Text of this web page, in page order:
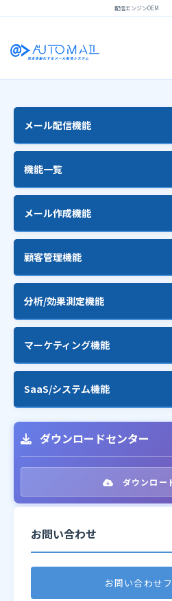
配信エンジンOEM
メール配信機能
予約配信
マルチパート配信
暗号化メール対応（STARTTLS
添付ファイル配信
一斉配信
パーソナライズ配信
機能一覧
セグメント配信
ステップメール配信
登録・解除フォーム
メール配信レポート
独自ドメイン設定
SMTPサーバー追加設定
メールアドレス事前調査
メール作成機能
テンプレート
ガイド機能
ドラッグ&ドロップビルダー
OpenAI連携（AI文章生成）
顧客管理機能
企業リストダウンロード
API連携
マイページ機能
タグ管理
分析/効果測定機能
配信エラー解析・自動処理
顧客のリスト化
コンバージョン計測機能
開封率・クリック率レポート
地域別レポート（地図表示）
リアルタイムダッシュボード
CSVエクスポート
マーケティング機能
メモリー配信
フォーム作成
トリガーメール
フォローメール
ポップアップ機能
ワークフロービルダー
SaaS/システム機能
マルチテナント対応
サブスクリプション管理
ロール・権限管理
GDPR対応
REST API
ダウンロードセンター
ダウンロー
お問い合わせ
お問い合わせ